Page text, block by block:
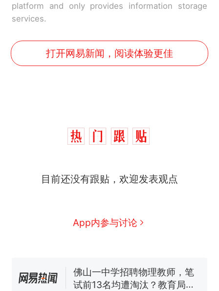
platform and only provides information storage
services.
打开网易新闻，阅读体验更佳
目前还没有跟贴，欢迎发表观点
App内参与讨论
人生
新 搬家报价570元，搬到楼下
交5060元才肯搬上楼！女子傻
佛山一中学招聘物理教师，笔
试前13名均遭淘汰？教育局：